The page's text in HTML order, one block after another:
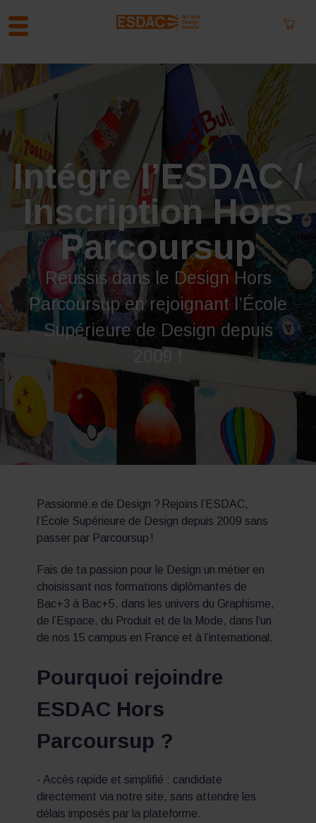
r
c
o
u
Intégre l’ESDAC /
Inscription Hors
Parcoursup
Réussis dans le Design Hors
Parcoursup en rejoignant l’École
Supérieure de Design depuis
2009 !
Passionné.e de Design ? Rejoins l’ESDAC,
l’École Supérieure de Design depuis 2009 sans
passer par Parcoursup !
Fais de ta passion pour le Design un métier en
choisissant nos formations diplômantes de
Bac+3 à Bac+5, dans les univers du Graphisme,
de l’Espace, du Produit et de la Mode, dans l’un
de nos 15 campus en France et à l’international.
Pourquoi rejoindre
ESDAC Hors
Parcoursup ?
- Accès rapide et simplifié : candidate
directement via notre site, sans attendre les
délais imposés par la plateforme.